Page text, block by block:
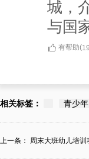
城，
与国
有帮助(
相关标签： 青少
上一条： 周末大班幼儿培